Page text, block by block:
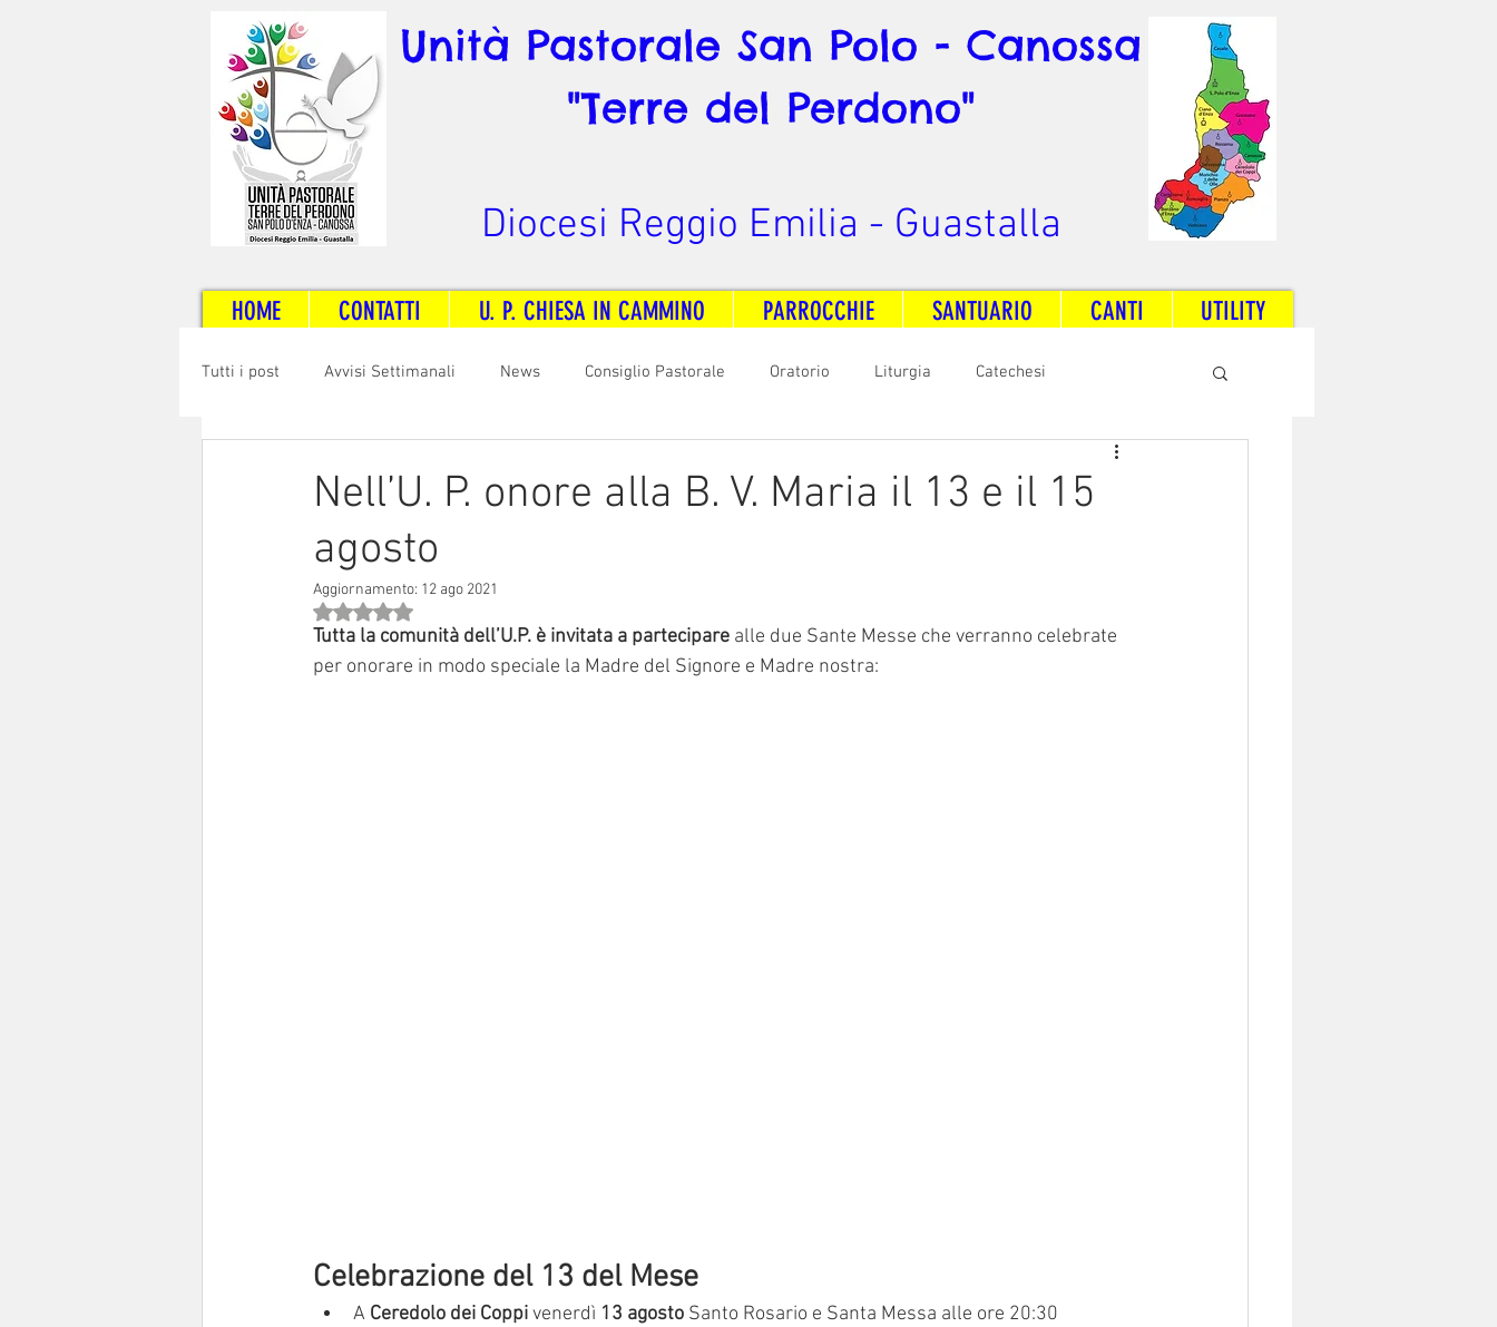
Unità Pastorale San Polo - Canossa
"Terre del Perdono"
Diocesi Reggio Emilia - Guastalla
HOME CONTATTI U. P. CHIESA IN CAMMINO PARROCCHIE SANTUARIO CANTI UTILITY
Tutti i post Avvisi Settimanali News Consiglio Pastorale Oratorio Liturgia Catechesi
Radio Dream Together
Sinodo 2021-23 Anziani e ammalati
Nell’U. P. onore alla B. V. Maria il 13 e il 15
agosto
Aggiornamento: 12 ago 2021
Valutazione NaN stelle su 5.
Tutta la comunità dell’U.P. è invitata a partecipare alle due Sante Messe che verranno celebrate
per onorare in modo speciale la Madre del Signore e Madre nostra:
Celebrazione del 13 del Mese
A Ceredolo dei Coppi venerdì 13 agosto Santo Rosario e Santa Messa alle ore 20:30